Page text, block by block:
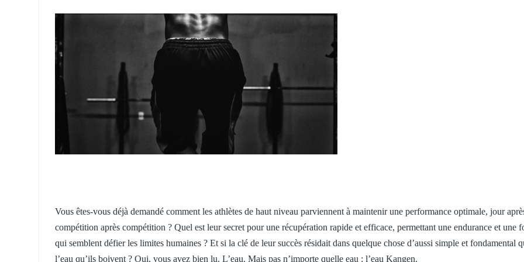
Vous êtes-vous déjà demandé comment les athlètes de haut niveau parviennent à maintenir une performance optimale, jour
compétition après compétition ? Quel est leur secret pour une récupération rapide et efficace, permettant une endurance et une
qui semblent défier les limites humaines ? Et si la clé de leur succès résidait dans quelque chose d’aussi simple et fondamental
l’eau qu’ils boivent ? Oui, vous avez bien lu. L’eau. Mais pas n’importe quelle eau : l’eau Kangen.